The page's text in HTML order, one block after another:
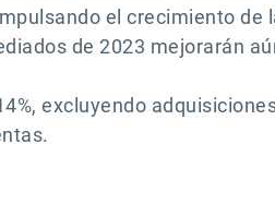
el crecimiento de
de 2023 mejorarán
excluyendo